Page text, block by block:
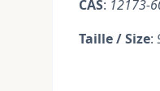
CAS:
Taille / Size: